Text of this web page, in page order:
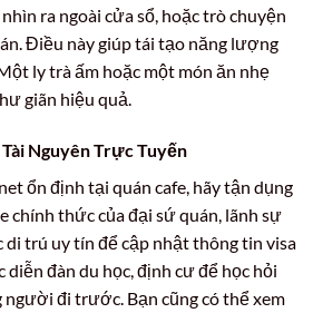
ra ngoài cửa sổ, hoặc trò chuyện
Điều này giúp tái tạo năng lượng
ly trà ấm hoặc một món ăn nhẹ
giãn hiệu quả.
Nguyên Trực Tuyến
ổn định tại quán cafe, hãy tận dụng
chính thức của đại sứ quán, lãnh sự
di trú uy tín để cập nhật thông tin visa
diễn đàn du học, định cư để học hỏi
đi trước. Bạn cũng có thể xem